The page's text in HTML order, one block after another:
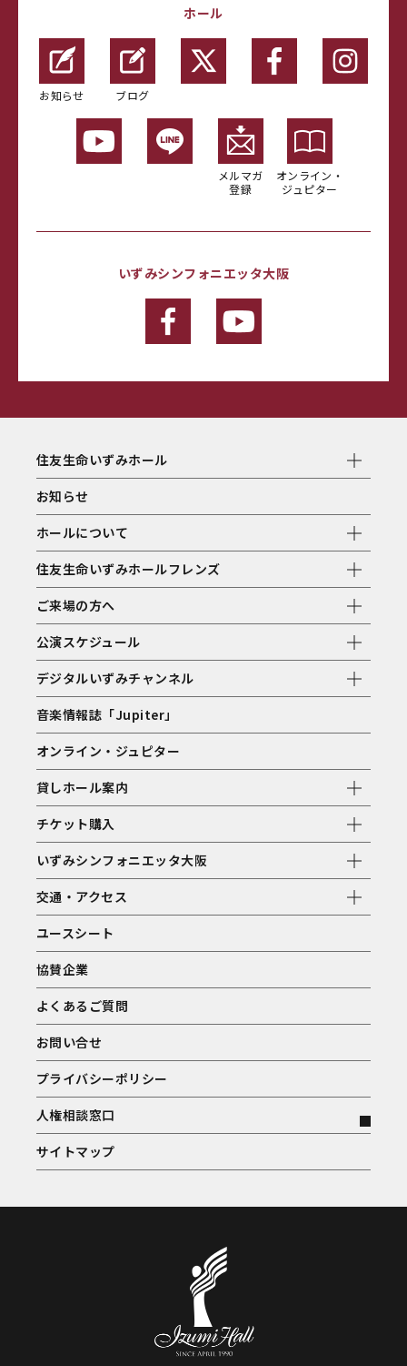
ホール
お知らせ ブログ
メルマガ
登録
オンライン・
ジュピター
いずみシンフォニエッタ大阪
住友生命いずみホール
お知らせ
ホールについて
住友生命いずみホールフレンズ
ご来場の方へ
公演スケジュール
デジタルいずみチャンネル
音楽情報誌「Jupiter」
オンライン・ジュピター
貸しホール案内
チケット購入
いずみシンフォニエッタ大阪
交通・アクセス
ユースシート
協賛企業
よくあるご質問
お問い合せ
プライバシーポリシー
人権相談窓口
サイトマップ